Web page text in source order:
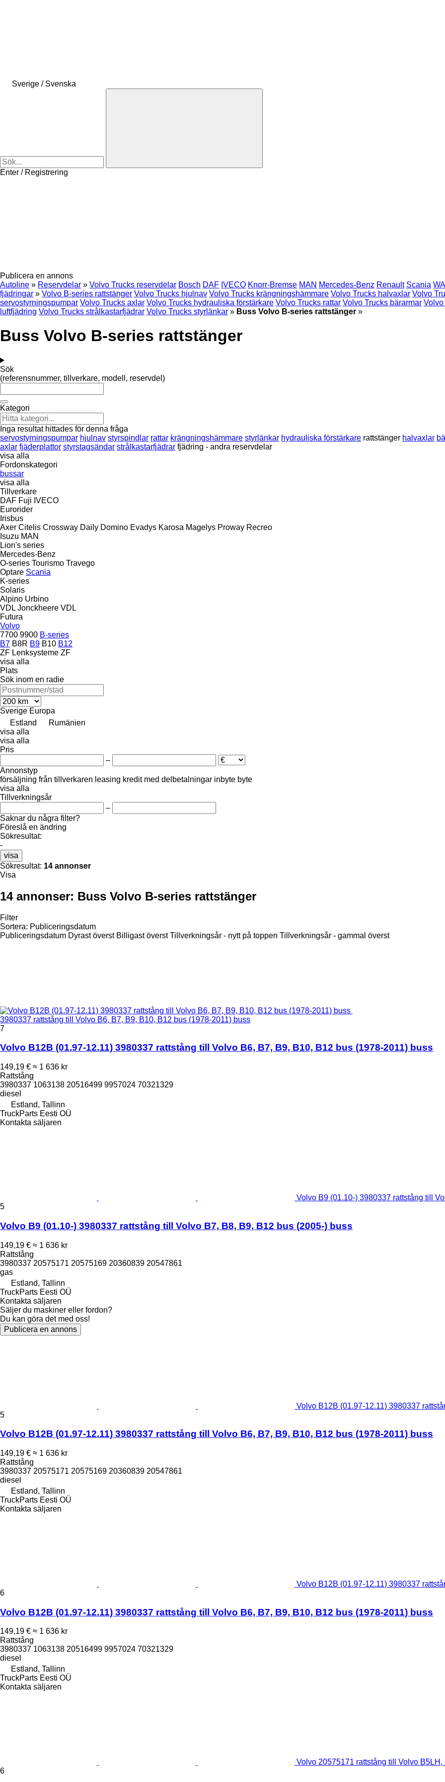
Sverige / Svenska
Enter / Registrering
Publicera en annons
Autoline » Reservdelar » Volvo Trucks reservdelar Bosch DAF IVECO Knorr-Bremse MAN Mercedes-Benz Renault Scania
fjädringar » Volvo B-series rattstänger Volvo Trucks hjulnav Volvo Trucks krängningshämmare Volvo Trucks halvaxlar Volvo
servostyrningspumpar Volvo Trucks axlar Volvo Trucks hydrauliska förstärkare Volvo Trucks rattar Volvo Trucks bärarmar Volvo
luftfjädring Volvo Trucks strålkastarfjädrar Volvo Trucks styrlänkar » Buss Volvo B-series rattstänger »
Buss Volvo B-series rattstänger
Sök
(referensnummer, tillverkare, modell, reservdel)
Kategori
Inga resultat hittades för denna fråga
servostyrningspumpar hjulnav styrspindlar rattar krängningshämmare styrlänkar hydrauliska förstärkare rattstänger halvaxlar
axlar fjäderplattor styrstagsändar strålkastarfjädrar fjädring - andra reservdelar
visa alla
Fordonskategori
bussar
visa alla
Tillverkare
DAF Fuji IVECO
Eurorider
Irisbus
Axer Citelis Crossway Daily Domino Evadys Karosa Magelys Proway Recreo
Isuzu MAN
Lion's series
Mercedes-Benz
O-series Tourismo Travego
Optare Scania
K-series
Solaris
Alpino Urbino
VDL Jonckheere VDL
Futura
Volvo
7700 9900 B-series
B7 B8R B9 B10 B12
ZF Lenksysteme ZF
visa alla
Plats
Sök inom en radie
Sverige Europa
Estland
Rumänien
visa alla
visa alla
Pris
–
Annonstyp
försäljning från tillverkaren leasing kredit med delbetalningar inbyte byte
visa alla
Tillverkningsår
–
Saknar du några filter?
Föreslå en ändring
Sökresultat:
-
visa
Sökresultat: 14 annonser
Visa
14 annonser: Buss Volvo B-series rattstänger
Filter
Sortera: Publiceringsdatum
Publiceringsdatum Dyrast överst Billigast överst Tillverkningsår - nytt på toppen Tillverkningsår - gammal överst
3980337 rattstång till Volvo B6, B7, B9, B10, B12 bus (1978-2011) buss
7
Volvo B12B (01.97-12.11) 3980337 rattstång till Volvo B6, B7, B9, B10, B12 bus (1978-2011) buss
149,19 € ≈ 1 636 kr
Rattstång
3980337 1063138 20516499 9957024 70321329
diesel
Estland, Tallinn
TruckParts Eesti OÜ
Kontakta säljaren
Volvo B9 (01.10-) 3980337 rattstång till
5
Volvo B9 (01.10-) 3980337 rattstång till Volvo B7, B8, B9, B12 bus (2005-) buss
149,19 € ≈ 1 636 kr
Rattstång
3980337 20575171 20575169 20360839 20547861
gas
Estland, Tallinn
TruckParts Eesti OÜ
Kontakta säljaren
Säljer du maskiner eller fordon?
Du kan göra det med oss!
Publicera en annons
Volvo B12B (01.97-12.11) 3980337
5
Volvo B12B (01.97-12.11) 3980337 rattstång till Volvo B6, B7, B9, B10, B12 bus (1978-2011) buss
149,19 € ≈ 1 636 kr
Rattstång
3980337 20575171 20575169 20360839 20547861
diesel
Estland, Tallinn
TruckParts Eesti OÜ
Kontakta säljaren
Volvo B12B (01.97-12.11) 3980337
6
Volvo B12B (01.97-12.11) 3980337 rattstång till Volvo B6, B7, B9, B10, B12 bus (1978-2011) buss
149,19 € ≈ 1 636 kr
Rattstång
3980337 1063138 20516499 9957024 70321329
diesel
Estland, Tallinn
TruckParts Eesti OÜ
Kontakta säljaren
Volvo 20575171 rattstång till Volvo
6